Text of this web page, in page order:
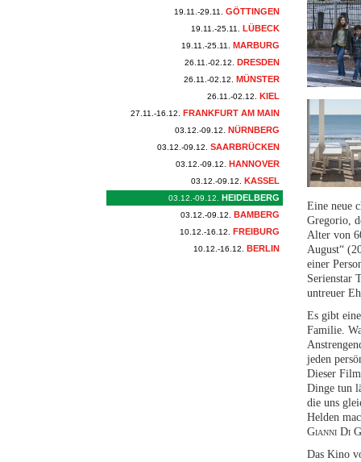
19.11.-29.11. GÖTTINGEN
19.11.-25.11. LÜBECK
19.11.-25.11. MARBURG
26.11.-02.12. DRESDEN
26.11.-02.12. MÜNSTER
26.11.-02.12. KIEL
27.11.-16.12. FRANKFURT AM MAIN
03.12.-09.12. NÜRNBERG
03.12.-09.12. SAARBRÜCKEN
03.12.-09.12. HANNOVER
03.12.-09.12. KASSEL
03.12.-09.12. HEIDELBERG
03.12.-09.12. BAMBERG
10.12.-16.12. FREIBURG
10.12.-16.12. BERLIN
Eine neue
Gregorio,
Alter von
August“
einer
Serienstar
untreuer
Es gibt
Familie.
jeden
Dieser
Dinge tun
die uns
Helden
Gianni Di
Das Kino